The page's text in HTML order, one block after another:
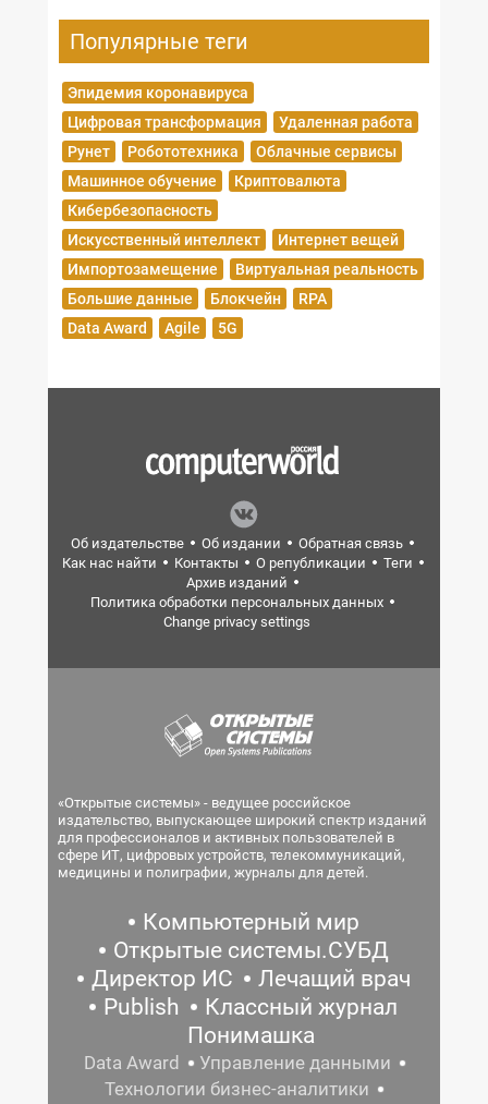
Популярные теги
Эпидемия коронавируса
Цифровая трансформация
Удаленная работа
Рунет
Робототехника
Облачные сервисы
Машинное обучение
Криптовалюта
Кибербезопасность
Искусственный интеллект
Интернет вещей
Импортозамещение
Виртуальная реальность
Большие данные
Блокчейн
RPA
Data Award
Agile 5G
Об издательстве Об издании
Обратная связь
Как нас найти
Контакты О републикации
Теги
Архив изданий
Политика обработки персональных данных
Change privacy settings
«Открытые системы» - ведущее российское
издательство, выпускающее широкий спектр изданий
для профессионалов и активных пользователей в
сфере ИТ, цифровых устройств, телекоммуникаций,
медицины и полиграфии, журналы для детей.
Компьютерный мир
Открытые системы.СУБД
Директор ИС
Лечащий врач
Publish
Классный журнал
Понимашка
Data Award
Управление данными
Технологии бизнес-аналитики